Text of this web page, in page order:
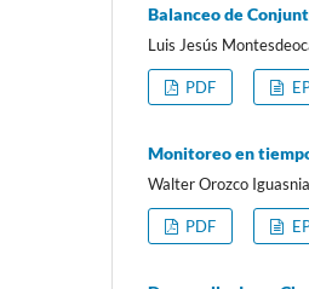
Balanceo de
Luis Jesús
PDF
Monitoreo en
Walter Orozco
PDF